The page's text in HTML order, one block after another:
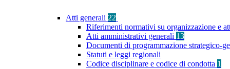
Atti generali 22
Riferimenti normativi su organizzazione e
Atti amministrativi generali 13
Documenti di programmazione strategico-
Statuti e leggi regionali
Codice disciplinare e codice di condotta 1